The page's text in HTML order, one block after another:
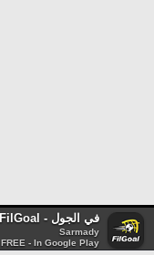
في الجول - FilGoal
Sarmady
FREE - In Google Play